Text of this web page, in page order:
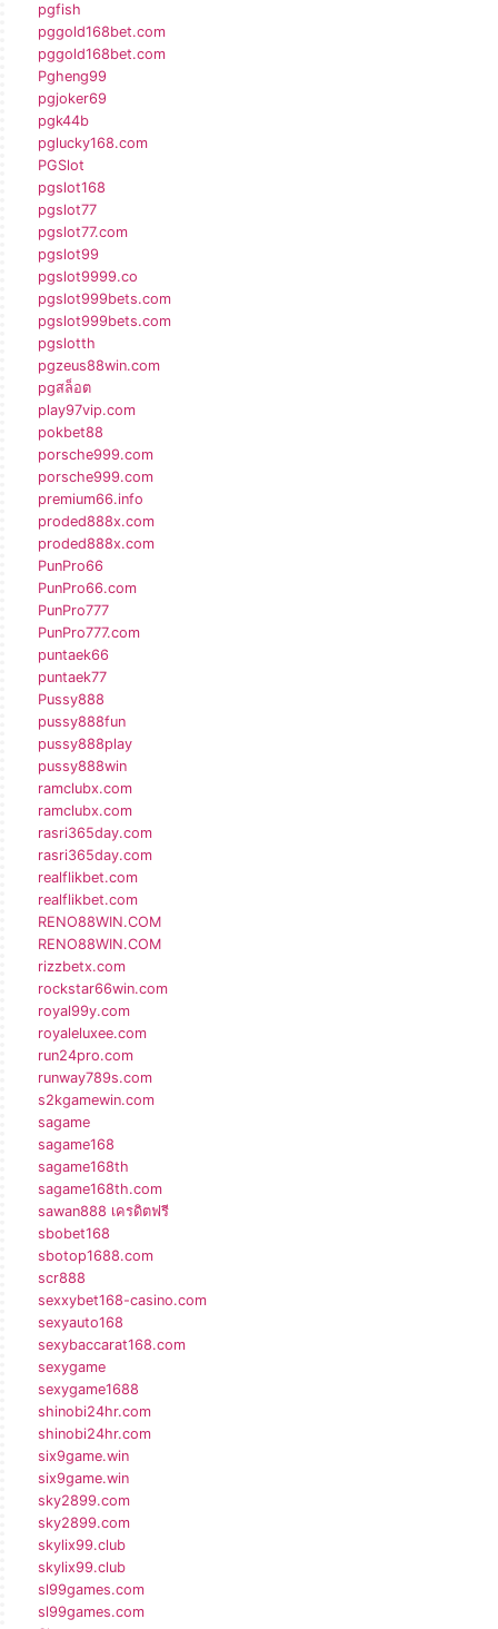
pgfish
pggold168bet.com
pggold168bet.com
Pgheng99
pgjoker69
pgk44b
pglucky168.com
PGSlot
pgslot168
pgslot77
pgslot77.com
pgslot99
pgslot9999.co
pgslot999bets.com
pgslot999bets.com
pgslotth
pgzeus88win.com
pgสล็อต
play97vip.com
pokbet88
porsche999.com
porsche999.com
premium66.info
proded888x.com
proded888x.com
PunPro66
PunPro66.com
PunPro777
PunPro777.com
puntaek66
puntaek77
Pussy888
pussy888fun
pussy888play
pussy888win
ramclubx.com
ramclubx.com
rasri365day.com
rasri365day.com
realflikbet.com
realflikbet.com
RENO88WIN.COM
RENO88WIN.COM
rizzbetx.com
rockstar66win.com
royal99y.com
royaleluxee.com
run24pro.com
runway789s.com
s2kgamewin.com
sagame
sagame168
sagame168th
sagame168th.com
sawan888 เครดิตฟรี
sbobet168
sbotop1688.com
scr888
sexxybet168-casino.com
sexyauto168
sexybaccarat168.com
sexygame
sexygame1688
shinobi24hr.com
shinobi24hr.com
six9game.win
six9game.win
sky2899.com
sky2899.com
skylix99.club
skylix99.club
sl99games.com
sl99games.com